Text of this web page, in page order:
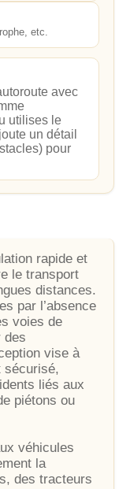
etc.
avec
utilises le
un détail
pour
rapide et
le transport
distances.
par l’absence
voies de
des
vise à
sécurisé,
liés aux
piétons ou
véhicules
la
des tracteurs